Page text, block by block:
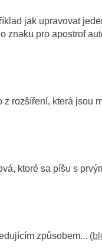
jak upravovat
znaku pro apostrof
rozšíření, která jsou
ktoré sa píšu s
způsobem... (